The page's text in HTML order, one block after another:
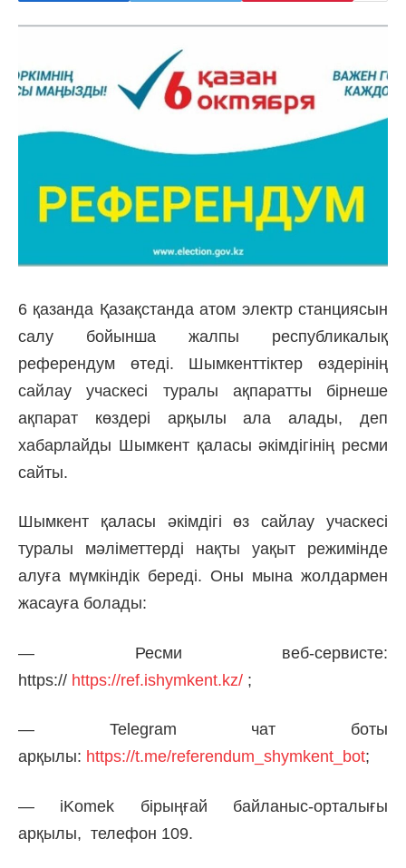
6 қазанда Қазақстанда атом электр станциясын
салу бойынша жалпы республикалық
референдум өтеді. Шымкенттіктер өздерінің
сайлау учаскесі туралы ақпаратты бірнеше
ақпарат көздері арқылы ала алады, деп
хабарлайды Шымкент қаласы әкімдігінің ресми
сайты.
Шымкент қаласы әкімдігі өз сайлау учаскесі
туралы мәліметтерді нақты уақыт режимінде
алуға мүмкіндік береді. Оны мына жолдармен
жасауға болады:
— Ресми веб-сервисте:
https:// https://ref.ishymkent.kz/ ;
— Telegram чат боты
арқылы: https://t.me/referendum_shymkent_bot;
— iKomek бірыңғай байланыс-орталығы
арқылы, телефон 109.